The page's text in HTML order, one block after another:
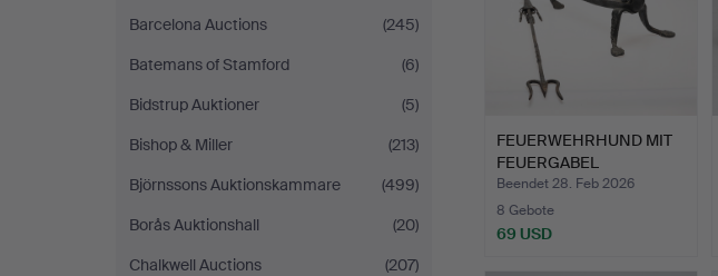
Barcelona Auctions
(245)
Batemans of Stamford
(6)
Bidstrup Auktioner
(5)
Bishop & Miller
(213)
Björnssons Auktionskammare
(499)
Borås Auktionshall
(20)
Chalkwell Auctions
(207)
FEUERWEHRHUND MIT
FEUERGABEL
Schmieden, mi…
Beendet 28. Feb 2026
8 Gebote
69 USD